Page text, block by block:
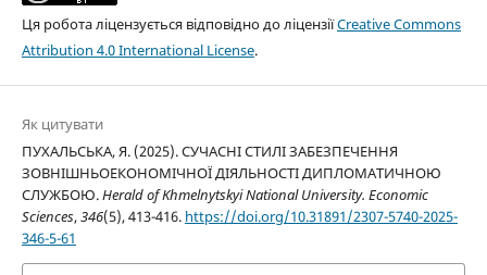
Ця робота ліцензується відповідно до ліцензіїCreative Commons
Attribution 4.0 International License.
Як цитувати
ПУХАЛЬСЬКА, Я. (2025). СУЧАСНІ СТИЛІ ЗАБЕЗПЕЧЕННЯ
ЗОВНІШНЬОЕКОНОМІЧНОЇ ДІЯЛЬНОСТІ ДИПЛОМАТИЧНОЮ
СЛУЖБОЮ.Herald of Khmelnytskyi National University. Economic
Sciences,346(5), 413-416. https://doi.org/10.31891/2307-5740-2025-
346-5-61